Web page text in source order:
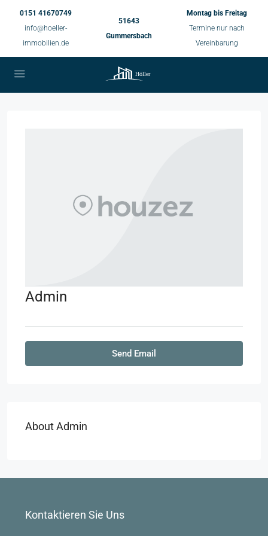
0151 41670749
info@hoeller-
immobilien.de
51643
Gummersbach
Montag bis Freitag
Termine nur nach
Vereinbarung
Admin
Send Email
About Admin
Kontaktieren Sie Uns